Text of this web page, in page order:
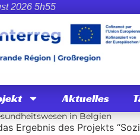
2026 5h55
Aktuelles
in Belgien
Ergebnis des Projekts